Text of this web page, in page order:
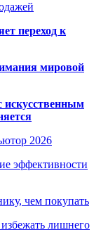
переход к
мировой
искусственным
2026
эффективности
чем покупать
лишнего